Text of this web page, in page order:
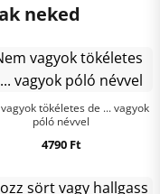
neked
tökéletes de ... vagyok
póló névvel
4790 Ft